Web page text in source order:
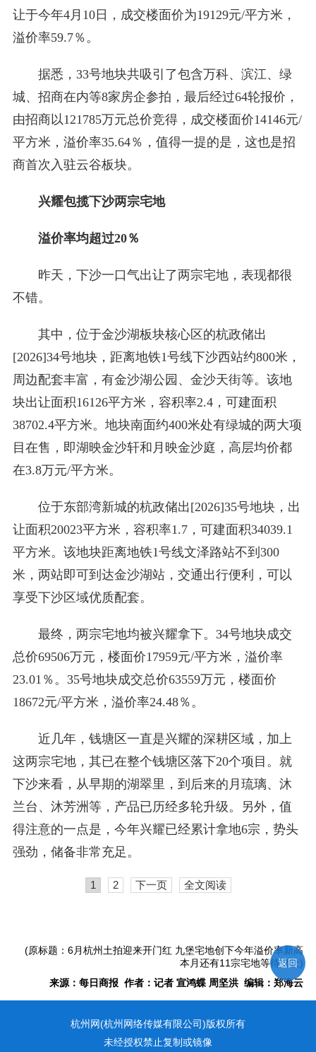
让于今年4月10日，成交楼面价为19129元/平方米，
溢价率59.7％。
据悉，33号地块共吸引了包含万科、滨江、绿
城、招商在内等8家房企参拍，最后经过64轮报价，
由招商以121785万元总价竞得，成交楼面价14146元/
平方米，溢价率35.64％，值得一提的是，这也是招
商首次入驻云谷板块。
兴耀包揽下沙两宗宅地
溢价率均超过20％
昨天，下沙一口气出让了两宗宅地，表现都很
不错。
其中，位于金沙湖板块核心区的杭政储出
[2026]34号地块，距离地铁1号线下沙西站约800米，
周边配套丰富，有金沙湖公园、金沙天街等。该地
块出让面积16126平方米，容积率2.4，可建面积
38702.4平方米。地块南面约400米处有绿城的两大项
目在售，即湖映金沙轩和月映金沙庭，高层均价都
在3.8万元/平方米。
位于东部湾新城的杭政储出[2026]35号地块，出
让面积20023平方米，容积率1.7，可建面积34039.1
平方米。该地块距离地铁1号线文泽路站不到300
米，两站即可到达金沙湖站，交通出行便利，可以
享受下沙区域优质配套。
最终，两宗宅地均被兴耀拿下。34号地块成交
总价69506万元，楼面价17959元/平方米，溢价率
23.01％。35号地块成交总价63559万元，楼面价
18672元/平方米，溢价率24.48％。
近几年，钱塘区一直是兴耀的深耕区域，加上
这两宗宅地，其已在整个钱塘区落下20个项目。就
下沙来看，从早期的湖翠里，到后来的月琉璃、沐
兰台、沐芳洲等，产品已历经多轮升级。另外，值
得注意的一点是，今年兴耀已经累计拿地6宗，势头
强劲，储备非常充足。
1 2 下一页 全文阅读
(原标题：6月杭州土拍迎来开门红 九堡宅地创下今年溢价率新高
本月还有11宗宅地等待出让)
来源：每日商报 作者：记者 宣鸿蝶 周坚洪 编辑：郑海云
杭州网(杭州网络传媒有限公司)版权所有
未经授权禁止复制或镜像
返回